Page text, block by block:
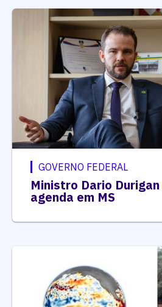
GOVERNO FEDERAL
Ministro Dario
agenda em MS